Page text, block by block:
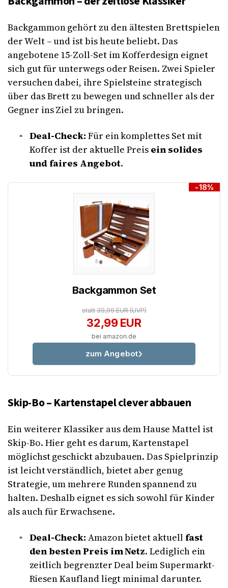
Backgammon gehört zu den ältesten Brettspielen
der Welt – und ist bis heute beliebt. Das
angebotene 15-Zoll-Set im Kofferdesign eignet
sich gut für unterwegs oder Reisen. Zwei Spieler
versuchen dabei, ihre Spielsteine strategisch
über das Brett zu bewegen und schneller als der
Gegner ins Ziel zu bringen.
Deal-Check: Für ein komplettes Set mit
Koffer ist der aktuelle Preis ein solides
und faires Angebot.
-18%
Backgammon Set
statt 39,99 EUR(UVP)
32,99 EUR
bei amazon.de
zum Angebot
Skip-Bo – Kartenstapel clever abbauen
Ein weiterer Klassiker aus dem Hause Mattel ist
Skip-Bo. Hier geht es darum, Kartenstapel
möglichst geschickt abzubauen. Das Spielprinzip
ist leicht verständlich, bietet aber genug
Strategie, um mehrere Runden spannend zu
halten. Deshalb eignet es sich sowohl für Kinder
als auch für Erwachsene.
Deal-Check: Amazon bietet aktuellfast
den besten Preis im Netz. Lediglich ein
zeitlich begrenzter Deal beim Supermarkt-
Riesen Kaufland liegt minimal darunter.